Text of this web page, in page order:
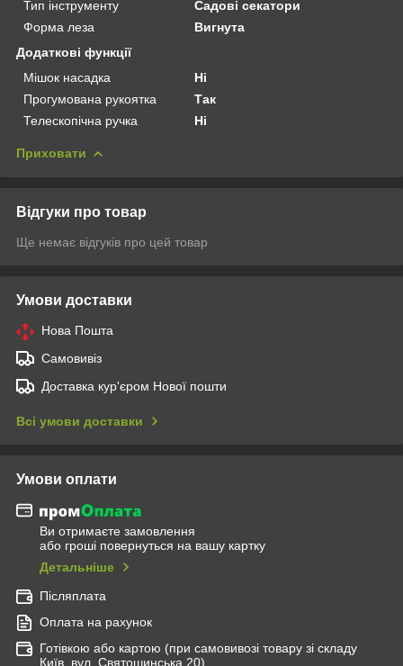
Тип інструменту
Садові секатори
Форма леза
Вигнута
Додаткові функції
Мішок насадка
Ні
Прогумована рукоятка
Так
Телескопічна ручка
Ні
Приховати
Відгуки про товар
Ще немає відгуків про цей товар
Умови доставки
Нова Пошта
Самовивіз
Доставка кур'єром Нової пошти
Всі умови доставки
Умови оплати
Ви отримаєте замовлення
або гроші повернуться на вашу картку
Детальніше
Післяплата
Оплата на рахунок
Готівкою або картою (при самовивозі товару зі складу
Київ, вул. Святошинська,20)